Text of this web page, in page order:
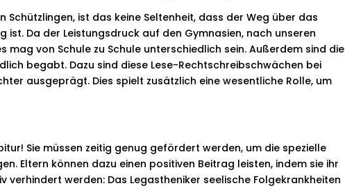
ist das keine Seltenheit, dass der Weg über das
ist. Da der Leistungsdruck auf den Gymnasien, nach unseren
mag von Schule zu Schule unterschiedlich sein. Außerdem sind die
begabt. Dazu sind diese Lese-Rechtschreibschwächen bei
ausgeprägt. Dies spielt zusätzlich eine wesentliche Rolle, um
Sie müssen zeitig genug gefördert werden, um die spezielle
Eltern können dazu einen positiven Beitrag leisten, indem sie ihr
verhindert werden: Das Legastheniker seelische Folgekrankheiten